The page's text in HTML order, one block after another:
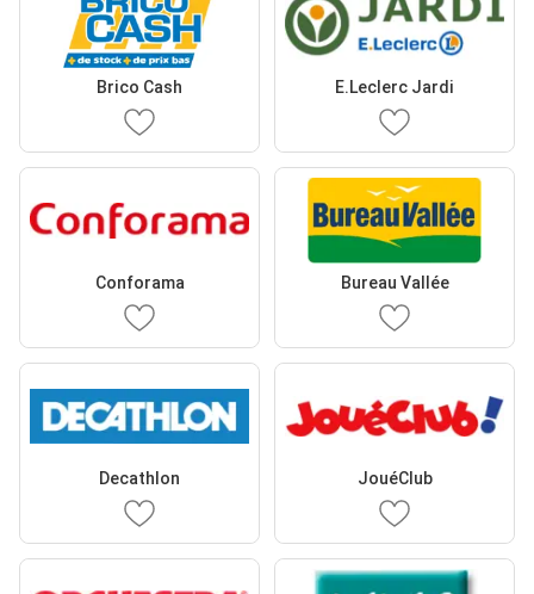
Brico Cash E.Leclerc Jardi
Conforama Bureau Vallée
Decathlon JouéClub